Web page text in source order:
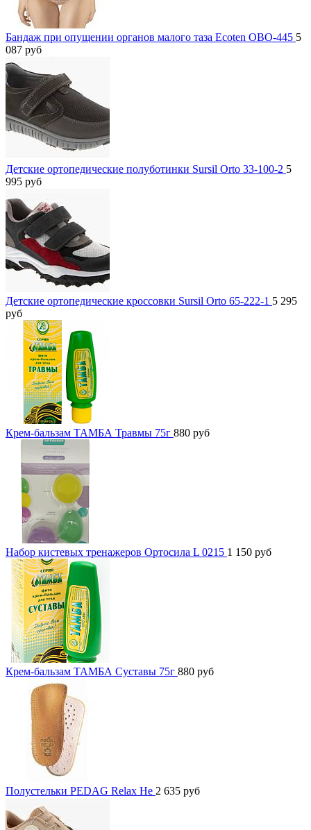
Бандаж при опущении органов малого таза Ecoten ОВО-445 5
087 руб
Детские ортопедические полуботинки Sursil Orto 33-100-2 5
995 руб
Детские ортопедические кроссовки Sursil Orto 65-222-1 5 295
руб
Крем-бальзам ТАМБА Травмы 75г 880 руб
Набор кистевых тренажеров Ортосила L 0215 1 150 руб
Крем-бальзам ТАМБА Суставы 75г 880 руб
Полустельки PEDAG Relax He 2 635 руб